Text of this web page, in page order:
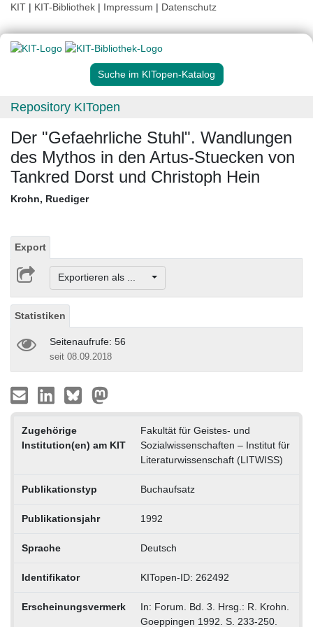
KIT | KIT-Bibliothek | Impressum | Datenschutz
Suche im KITopen-Katalog
Repository KITopen
Der "Gefaehrliche Stuhl". Wandlungen
des Mythos in den Artus-Stuecken von
Tankred Dorst und Christoph Hein
Krohn, Ruediger
Export
Exportieren als ...
Statistiken
Seitenaufrufe: 56
seit 08.09.2018
Zugehörige
Institution(en) am KIT
Fakultät für Geistes- und
Sozialwissenschaften – Institut für
Literaturwissenschaft (LITWISS)
Publikationstyp Buchaufsatz
Publikationsjahr 1992
Sprache Deutsch
Identifikator KITopen-ID: 262492
Erscheinungsvermerk
In: Forum. Bd. 3. Hrsg.: R. Krohn.
Goeppingen 1992. S. 233-250.